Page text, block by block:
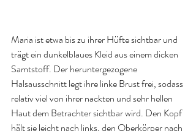
Maria ist etwa bis zu ihrer Hüfte sichtbar und
trägt ein dunkelblaues Kleid aus einem dicken
Samtstoff. Der heruntergezogene
Halsausschnitt legt ihre linke Brust frei, sodass
relativ viel von ihrer nackten und sehr hellen
Haut dem Betrachter sichtbar wird. Den Kopf
hält sie leicht nach links, den Oberkörper nach